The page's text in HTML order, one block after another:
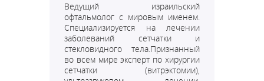
Ведущий израильский
офтальмолог c мировым именем.
Специализируется на лечении
заболеваний сетчатки и
стекловидного тела.Признанный
во всем мире эксперт по хирургии
сетчатки (витрэктомии),